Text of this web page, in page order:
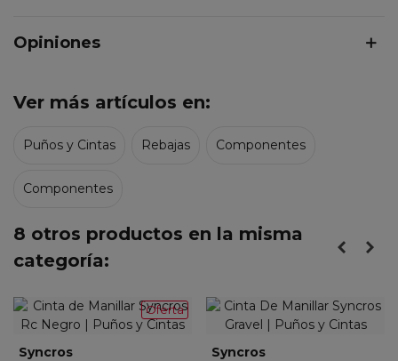
Opiniones
Ver más artículos en:
Puños y Cintas Rebajas Componentes
Componentes
8 otros productos en la misma
categoría:
Oferta
Syncros
Syncros